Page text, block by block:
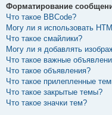
Форматирование
Что такое BBCode?
Могу ли я использовать
Что такое смайлики?
Могу ли я добавлять
Что такое важные
Что такое объявления?
Что такое прилепленные
Что такое закрытые темы?
Что такое значки тем?